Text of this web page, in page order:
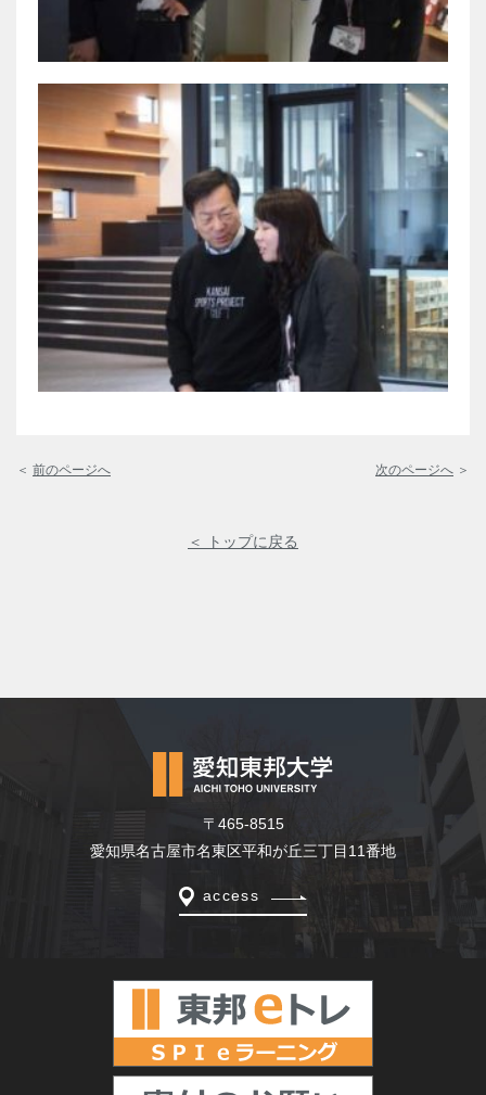
＜ 前のページへ 次のページへ ＞
＜ トップに戻る
〒465-8515
愛知県名古屋市名東区平和が丘三丁目11番地
access